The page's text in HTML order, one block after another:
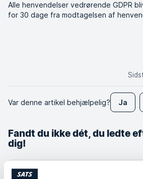
Alle henvendelser vedrørende GDPR
for 30 dage fra modtagelsen af
Var denne artikel behjælpelig? Ja
Fandt du ikke dét, du ledte
dig!
Har du brug for hjælp?